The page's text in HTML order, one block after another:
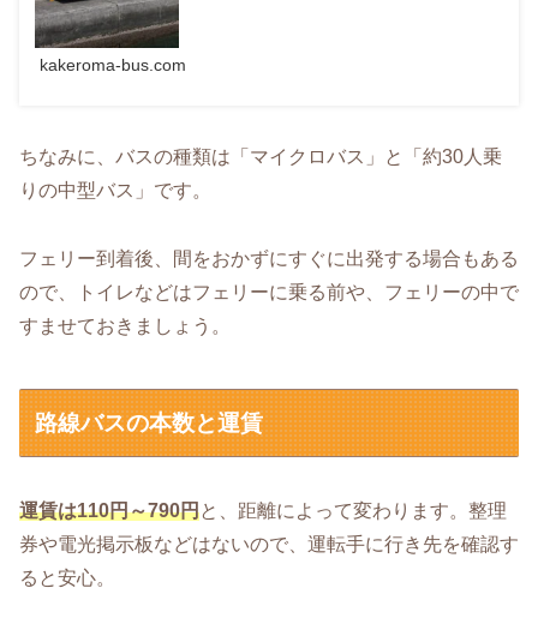
kakeroma-bus.com
ちなみに、バスの種類は「マイクロバス」と「約30人乗
りの中型バス」です。
フェリー到着後、間をおかずにすぐに出発する場合もある
ので、トイレなどはフェリーに乗る前や、フェリーの中で
すませておきましょう。
路線バスの本数と運賃
運賃は110円～790円と、距離によって変わります。整理
券や電光掲示板などはないので、運転手に行き先を確認す
ると安心。